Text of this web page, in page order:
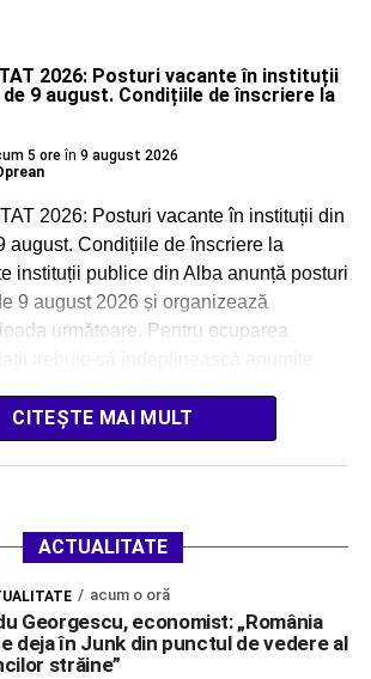
2026: Posturi vacante în instituții
de 9 august. Condițiile de înscriere la
5 ore în 9 august 2026
2026: Posturi vacante în instituții din
august. Condițiile de înscriere la
instituții publice din Alba anunță posturi
9 august 2026 și organizează
următoare. Pentru ocuparea
CITEȘTE MAI MULT
ACTUALITATE
acum o oră
Georgescu, economist: „România
deja în Junk din punctul de vedere al
străine”